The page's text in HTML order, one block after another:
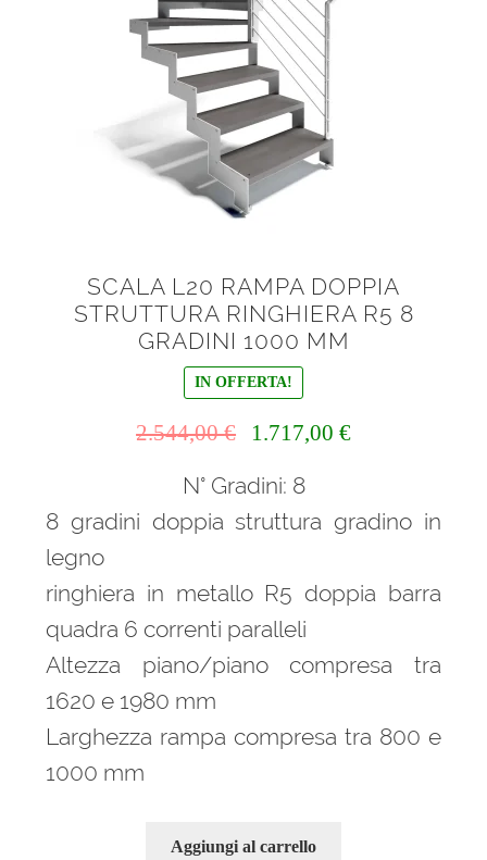
SCALA L20 RAMPA DOPPIA
STRUTTURA RINGHIERA R5 8
GRADINI 1000 MM
IN OFFERTA!
2.544,00€
originale
2.544,00 €.
1.717,00 €Il
1.717,00 €.
N° Gradini: 8
8 gradini doppia struttura gradino in
legno
ringhiera in metallo R5 doppia barra
quadra 6 correnti paralleli
Altezza piano/piano compresa tra
1620 e 1980 mm
Larghezza rampa compresa tra 800 e
1000 mm
Aggiungi al carrello